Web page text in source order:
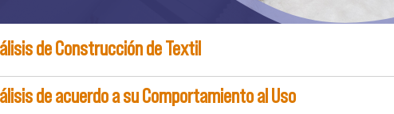
de Construcción de Textil
de acuerdo a su Comportamiento al Uso